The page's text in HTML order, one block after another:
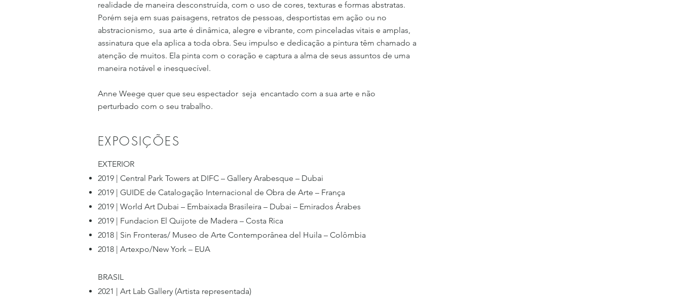
realidade de maneira desconstruída, com o uso de cores, texturas e formas abstratas.
Porém seja em suas paisagens, retratos de pessoas, desportistas em ação ou no
abstracionismo, sua arte é dinâmica, alegre e vibrante, com pinceladas vitais e amplas,
assinatura que ela aplica a toda obra. Seu impulso e dedicação a pintura têm chamado a
atenção de muitos. Ela pinta com o coração e captura a alma de seus assuntos de uma
maneira notável e inesquecível.
Anne Weege quer que seu espectador seja encantado com a sua arte e não
perturbado com o seu trabalho.
EXPOSIÇÕES
EXTERIOR
2019 | Central Park Towers at DIFC – Gallery Arabesque – Dubai
2019 | GUIDE de Catalogação Internacional de Obra de Arte – França
2019 | World Art Dubai – Embaixada Brasileira – Dubai – Emirados Árabes
2019 | Fundacion El Quijote de Madera – Costa Rica
2018 | Sin Fronteras/ Museo de Arte Contemporânea del Huila – Colômbia
2018 | Artexpo/New York – EUA
BRASIL
2021 | Art Lab Gallery (Artista representada)